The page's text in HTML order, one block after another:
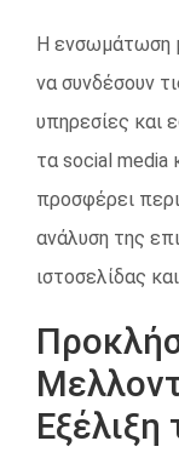
Η ενσωμάτωση
να συνδέσουν
υπηρεσίες και
τα social media
προσφέρει
ανάλυση της
ιστοσελίδας